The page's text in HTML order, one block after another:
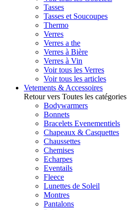
Tasses
Tasses et Soucoupes
Thermo
Verres
Verres a the
Verres à Bière
Verres à Vin
Voir tous les Verres
Voir tous les articles
Vetements & Accessoires
Retour vers Toutes les catégories
Bodywarmers
Bonnets
Bracelets Evenementiels
Chapeaux & Casquettes
Chaussettes
Chemises
Echarpes
Eventails
Fleece
Lunettes de Soleil
Montres
Pantalons